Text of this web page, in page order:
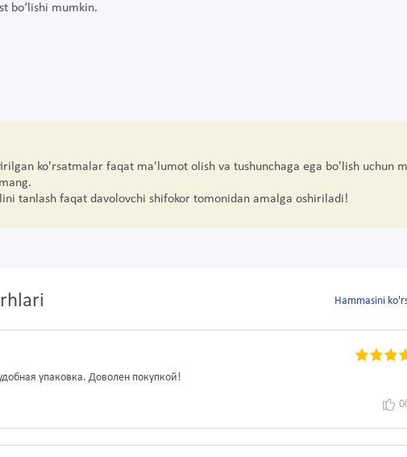
bo‘lishi mumkin.
ko'rsatmalar faqat ma'lumot olish va tushunchaga ega bo'lish uchun
tanlash faqat davolovchi shifokor tomonidan amalga oshiriladi!
Hammasini
упаковка. Доволен покупкой!
0